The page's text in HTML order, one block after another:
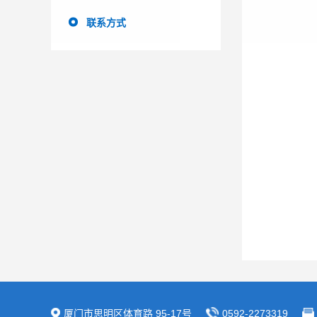
联系方式
厦门市思明区体育路 95-17号 0592-2273319